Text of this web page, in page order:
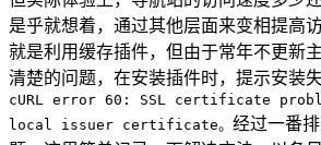
是乎就想着，通过其他层面来变相提高
就是利用缓存插件，但由于常年不更新
清楚的问题，在安装插件时，提示安装
cURL error 60: SSL certificate
local issuer certificate。 经过一番